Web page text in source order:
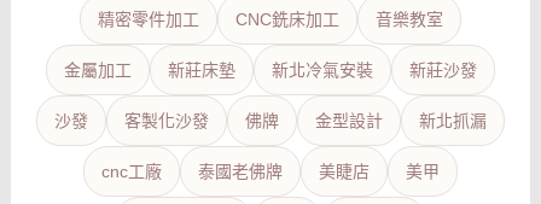
精密零件加工 CNC銑床加工 音樂教室
金屬加工 新莊床墊 新北冷氣安裝 新莊沙發
沙發 客製化沙發 佛牌 金型設計 新北抓漏
cnc工廠 泰國老佛牌 美睫店 美甲